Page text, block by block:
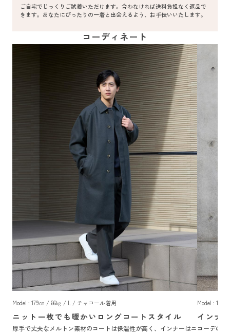
ご自宅でじっくりご試着いただけます。合わなければ送料負担なく返品で
きます。あなたにぴったりの一着と出会えるよう、お手伝いいたします。
コーディネート
Model : 179㎝ / 66㎏ / L / チャコール着用
ニット一枚でも暖かいロングコートスタイル
厚手で丈夫なメルトン素材のコートは保温性が高く、インナーはニ
Model : 179
インナ
コーデの